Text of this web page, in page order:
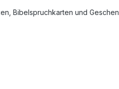
Bibelspruchkarten und